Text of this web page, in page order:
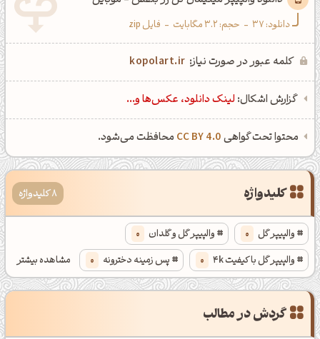
دانلود:37
- حجم: 3.2 مگابایت - فایل zip
کلمه عبور در صورت نیاز: kopolart.ir
گزارش اشکال: لینک دانلود، عکس‌ها و...
محتوا تحت گواهیCC BY 4.0 محافظت می‌شود.
کلیدواژه 8 کلیدواژه
والپیپر گل 0 والپیپر گل و گلدان 0
والپیپر گل با کیفیت 4k
0 پس زمینه دخترونه 0
مشاهده بیشتر
والپیپر کیفیت بالای طبیعت 0 دانلود والپیپر طبیعت 0
والپیپر مینیمال 0
گردش در مطالب